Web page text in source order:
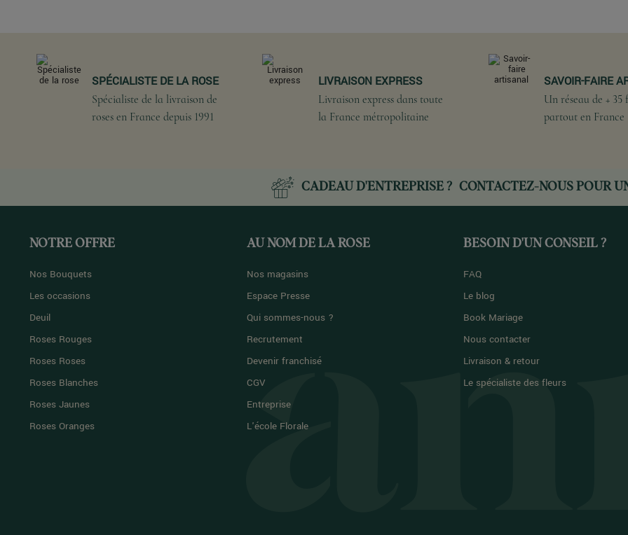
SPÉCIALISTE DE LA ROSE
Spécialiste de la livraison de
roses en France depuis 1991
LIVRAISON EXPRESS
Livraison express dans toute
la France métropolitaine
SAVOIR-FAIRE
Un réseau de + 35
partout en France
CADEAU D'ENTREPRISE ? CONTACTEZ-NOUSPOUR
NOTRE OFFRE
Nos Bouquets
Les occasions
Deuil
Roses Rouges
Roses Roses
Roses Blanches
Roses Jaunes
Roses Oranges
AU NOM DE LA ROSE
Nos magasins
Espace Presse
Qui sommes-nous ?
Recrutement
Devenir franchisé
CGV
Entreprise
L'école Florale
BESOIN D'UN CONSEIL ?
FAQ
Le blog
Book Mariage
Nous contacter
Livraison & retour
Le spécialiste des fleurs